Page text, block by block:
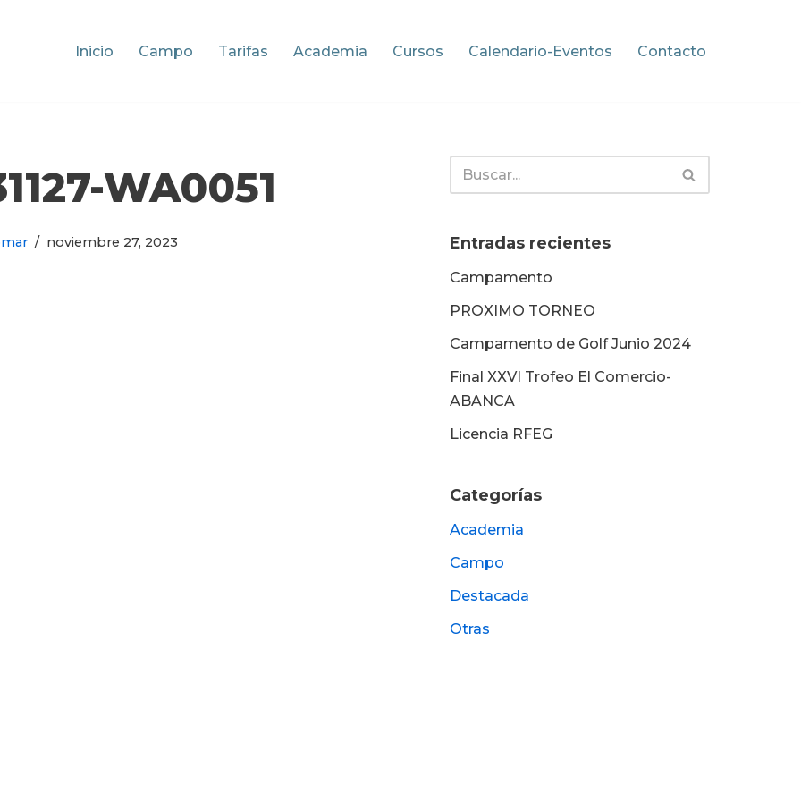
Inicio Campo Tarifas Academia Cursos Calendario-Eventos Contacto
WA0051
noviembre 27, 2023 Entradas recientes
Campamento
PROXIMO TORNEO
Campamento de Golf Junio 2024
Final XXVI Trofeo El Comercio-
ABANCA
Licencia RFEG
Categorías
Academia
Campo
Destacada
Otras